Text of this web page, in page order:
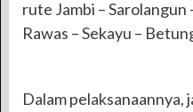
rute Jambi –
Rawas – Sekayu –
Dalam pelaksanaannya,